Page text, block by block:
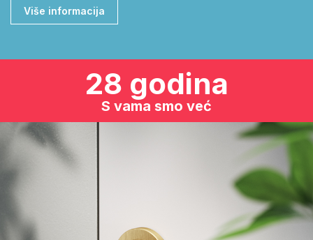
Više informacija
28 godina
S vama smo već